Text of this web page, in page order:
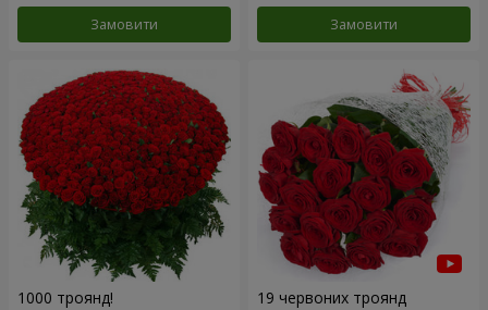
Замовити Замовити
1000 троянд! 19 червоних троянд